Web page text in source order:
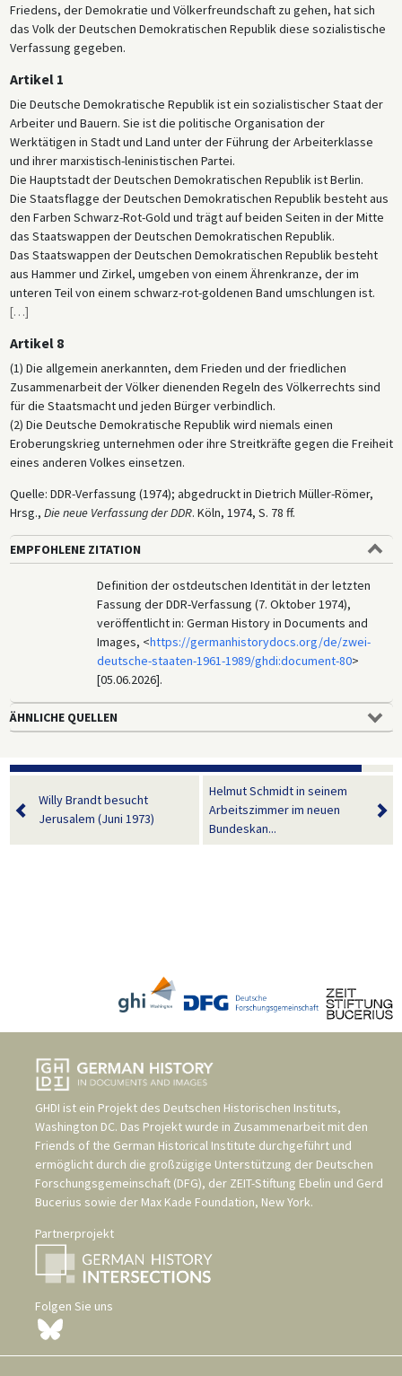
Friedens, der Demokratie und Völkerfreundschaft zu gehen, hat sich
das Volk der Deutschen Demokratischen Republik diese sozialistische
Verfassung gegeben.
Artikel 1
Die Deutsche Demokratische Republik ist ein sozialistischer Staat der
Arbeiter und Bauern. Sie ist die politische Organisation der
Werktätigen in Stadt und Land unter der Führung der Arbeiterklasse
und ihrer marxistisch-leninistischen Partei.
Die Hauptstadt der Deutschen Demokratischen Republik ist Berlin.
Die Staatsflagge der Deutschen Demokratischen Republik besteht aus
den Farben Schwarz-Rot-Gold und trägt auf beiden Seiten in der Mitte
das Staatswappen der Deutschen Demokratischen Republik.
Das Staatswappen der Deutschen Demokratischen Republik besteht
aus Hammer und Zirkel, umgeben von einem Ährenkranze, der im
unteren Teil von einem schwarz-rot-goldenen Band umschlungen ist.
[…]
Artikel 8
(1) Die allgemein anerkannten, dem Frieden und der friedlichen
Zusammenarbeit der Völker dienenden Regeln des Völkerrechts sind
für die Staatsmacht und jeden Bürger verbindlich.
(2) Die Deutsche Demokratische Republik wird niemals einen
Eroberungskrieg unternehmen oder ihre Streitkräfte gegen die Freiheit
eines anderen Volkes einsetzen.
Quelle: DDR-Verfassung (1974); abgedruckt in Dietrich Müller-Römer,
Hrsg., Die neue Verfassung der DDR. Köln, 1974, S. 78 ff.
EMPFOHLENE ZITATION
Definition der ostdeutschen Identität in der letzten
Fassung der DDR-Verfassung (7. Oktober 1974),
veröffentlicht in: German History in Documents and
Images, <https://germanhistorydocs.org/de/zwei-
deutsche-staaten-1961-1989/ghdi:document-80>
[05.06.2026].
ÄHNLICHE QUELLEN
Willy Brandt besucht
Jerusalem (Juni 1973)
Helmut Schmidt in seinem
Arbeitszimmer im neuen
Bundeskan...
GHDI ist ein Projekt des Deutschen Historischen Instituts,
Washington DC. Das Projekt wurde in Zusammenarbeit mit den
Friends of the German Historical Institute durchgeführt und
ermöglicht durch die großzügige Unterstützung der Deutschen
Forschungsgemeinschaft (DFG), der ZEIT-Stiftung Ebelin und Gerd
Bucerius sowie der Max Kade Foundation, New York.
Partnerprojekt
Folgen Sie uns